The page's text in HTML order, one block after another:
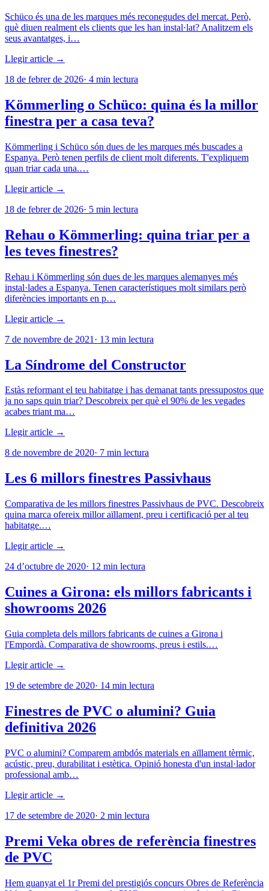
Schüco és una de les marques més reconegudes del mercat. Però,
què diuen realment els clients que les han instal·lat? Analitzem els
seus avantatges, i…
Llegir article →
18 de febrer de 2026· 4 min lectura
Kömmerling o Schüco: quina és la millor
finestra per a casa teva?
Kömmerling i Schüco són dues de les marques més buscades a
Espanya. Però tenen perfils de client molt diferents. T'expliquem
quan triar cada una.…
Llegir article →
18 de febrer de 2026· 5 min lectura
Rehau o Kömmerling: quina triar per a
les teves finestres?
Rehau i Kömmerling són dues de les marques alemanyes més
instal·lades a Espanya. Tenen característiques molt similars però
diferències importants en p…
Llegir article →
7 de novembre de 2021 · 13 min lectura
La Síndrome del Constructor
Estàs reformant el teu habitatge i has demanat tants pressupostos que
ja no saps quin triar? Descobreix per què el 90% de les vegades
acabes triant ma…
Llegir article →
8 de novembre de 2020· 7 min lectura
Les 6 millors finestres Passivhaus
Comparativa de les millors finestres Passivhaus de PVC. Descobreix
quina marca ofereix millor aïllament, preu i certificació per al teu
habitatge.…
Llegir article →
24 d’octubre de 2020· 12 min lectura
Cuines a Girona: els millors fabricants i
showrooms 2026
Guia completa dels millors fabricants de cuines a Girona i
l'Empordà. Comparativa de showrooms, preus i estils.…
Llegir article →
19 de setembre de 2020· 14 min lectura
Finestres de PVC o alumini? Guia
definitiva 2026
PVC o alumini? Comparem ambdós materials en aïllament tèrmic,
acústic, preu, durabilitat i estètica. Opinió honesta d'un instal·lador
professional amb…
Llegir article →
17 de setembre de 2020· 2 min lectura
Premi Veka obres de referència finestres
de PVC
Hem guanyat el 1r Premi del prestigiós concurs Obres de Referència